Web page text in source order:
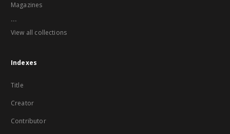
Magazines
...
View all collections
Indexes
Title
Creator
Contributor